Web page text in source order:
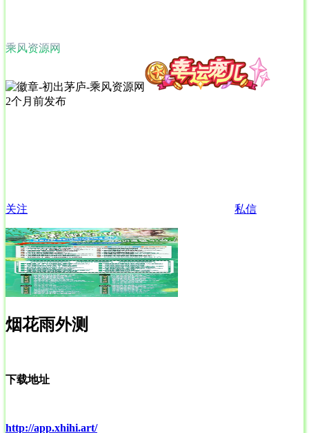
乘风资源网
2个月前发布
关注 私信
烟花雨外测
下载地址
http://app.xhihi.art/